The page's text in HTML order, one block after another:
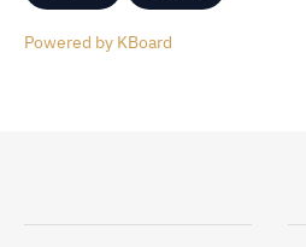
Powered by KBoard